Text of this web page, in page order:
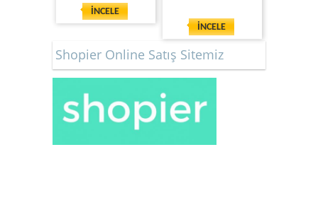
İNCELE
İNCELE
Shopier Online Satış Sitemiz